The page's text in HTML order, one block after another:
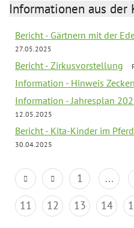
Informationen aus der
Bericht - Gärtnern mit der
27.05.2025
Bericht - Zirkusvorstellung
Information - Hinweis Zecken
Information - Jahresplan
12.05.2025
Bericht - Kita-Kinder im
30.04.2025
1 ...
11
12 13 14